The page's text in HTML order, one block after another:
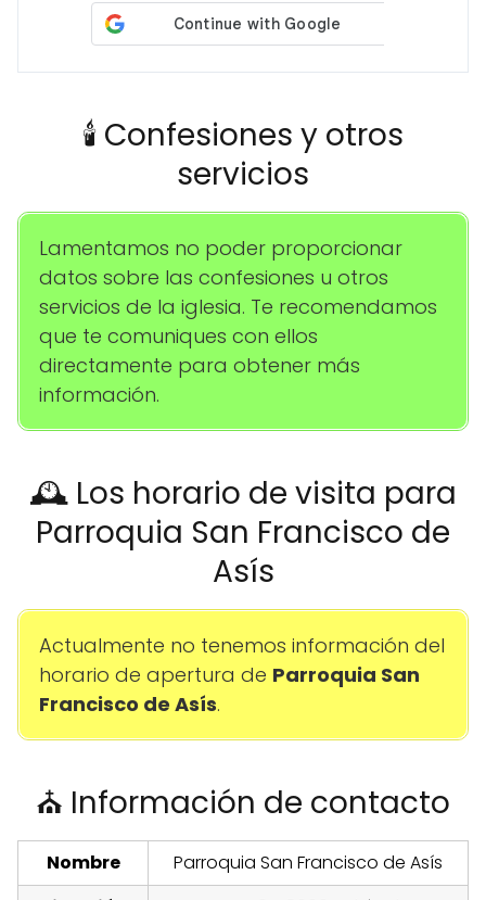
🕯️ Confesiones y otros
servicios
Lamentamos no poder proporcionar
datos sobre las confesiones u otros
servicios de la iglesia. Te recomendamos
que te comuniques con ellos
directamente para obtener más
información.
🕰️ Los horario de visita para
Parroquia San Francisco de
Asís
Actualmente no tenemos información del
horario de apertura de Parroquia San
Francisco de Asís.
⛪ Información de contacto
Nombre
Parroquia San Francisco de Asís